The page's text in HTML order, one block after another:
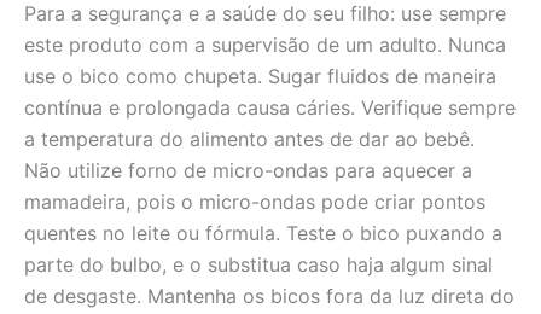
Para a segurança e a saúde do seu filho: use sempre
este produto com a supervisão de um adulto. Nunca
use o bico como chupeta. Sugar fluidos de maneira
contínua e prolongada causa cáries. Verifique sempre
a temperatura do alimento antes de dar ao bebê.
Não utilize forno de micro-ondas para aquecer a
mamadeira, pois o micro-ondas pode criar pontos
quentes no leite ou fórmula. Teste o bico puxando a
parte do bulbo, e o substitua caso haja algum sinal
de desgaste. Mantenha os bicos fora da luz direta do